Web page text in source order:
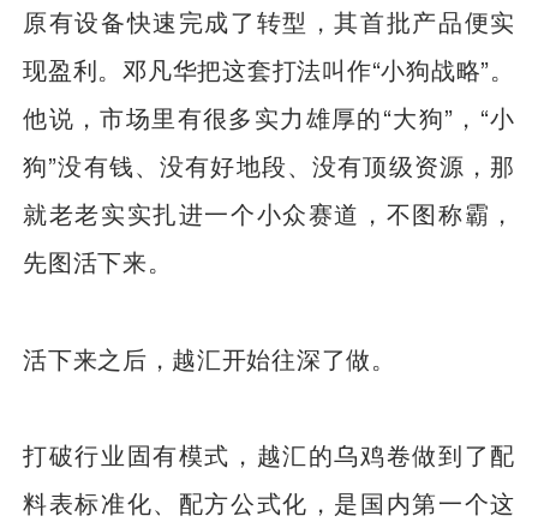
原有设备快速完成了转型，其首批产品便实
现盈利。邓凡华把这套打法叫作“小狗战略”。
他说，市场里有很多实力雄厚的“大狗”，“小
狗”没有钱、没有好地段、没有顶级资源，那
就老老实实扎进一个小众赛道，不图称霸，
先图活下来。
活下来之后，越汇开始往深了做。
打破行业固有模式，越汇的乌鸡卷做到了配
料表标准化、配方公式化，是国内第一个这